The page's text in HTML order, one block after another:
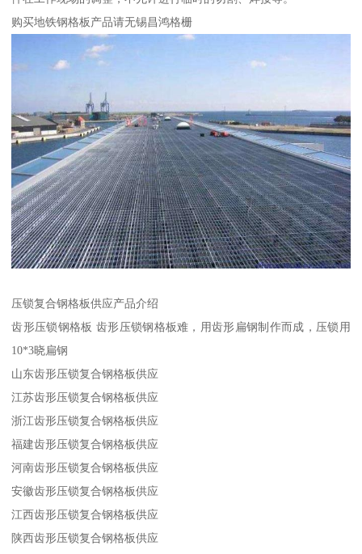
购买地铁钢格板产品请无锡昌鸿格栅
压锁复合钢格板供应产品介绍
齿形压锁钢格板 齿形压锁钢格板难，用齿形扁钢制作而成，压锁用
10*3晓扁钢
山东齿形压锁复合钢格板供应
江苏齿形压锁复合钢格板供应
浙江齿形压锁复合钢格板供应
福建齿形压锁复合钢格板供应
河南齿形压锁复合钢格板供应
安徽齿形压锁复合钢格板供应
江西齿形压锁复合钢格板供应
陕西齿形压锁复合钢格板供应